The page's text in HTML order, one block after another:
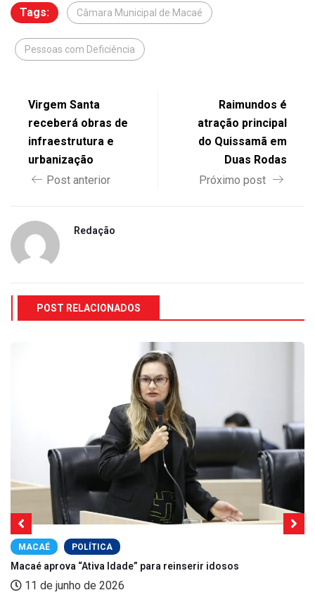
Tags: Câmara Municipal de Macaé
Pessoas com Deficiência
Virgem Santa
receberá obras de
infraestrutura e
urbanização
Post anterior
Raimundos é
atração principal
do Quissamã em
Duas Rodas
Próximo post
Redação
POST RELACIONADOS
MACAÉ POLÍTICA
Macaé aprova “Ativa Idade” para reinserir idosos
11 de junho de 2026